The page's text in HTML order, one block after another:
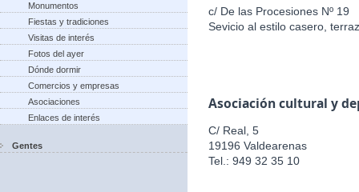
Monumentos
Fiestas y tradiciones
Visitas de interés
Fotos del ayer
Dónde dormir
Comercios y empresas
Asociaciones
Enlaces de interés
Gentes
c/ De las Procesiones Nº 19
Sevicio al estilo casero,
Asociación cultural y
C/ Real, 5
19196 Valdearenas
Tel.: 949 32 35 10